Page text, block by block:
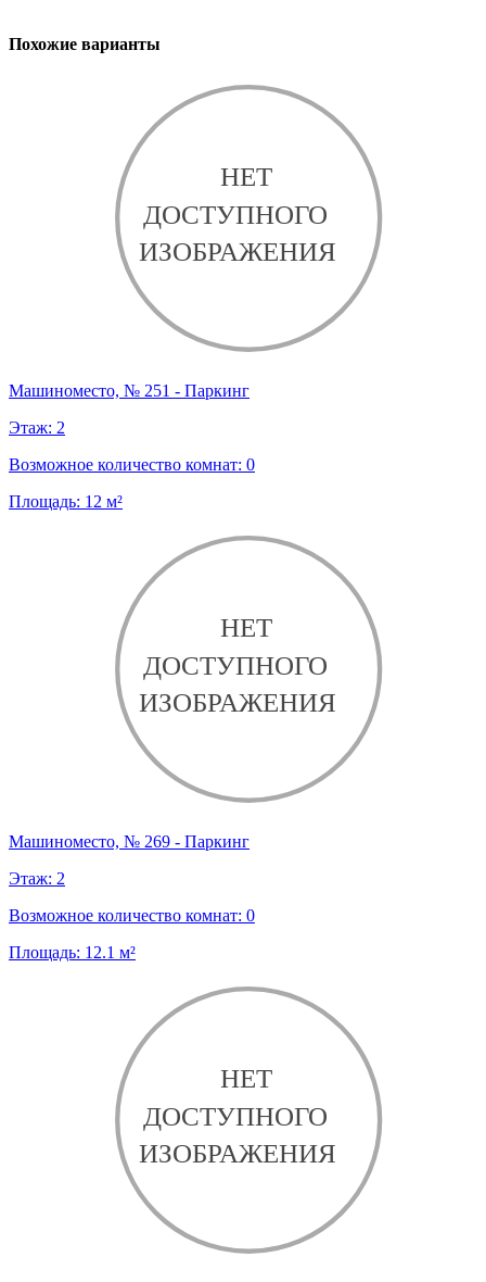
Похожие варианты
Машиноместо, № 251 - Паркинг
Этаж: 2
Возможное количество комнат: 0
Площадь: 12 м²
Машиноместо, № 269 - Паркинг
Этаж: 2
Возможное количество комнат: 0
Площадь: 12.1 м²